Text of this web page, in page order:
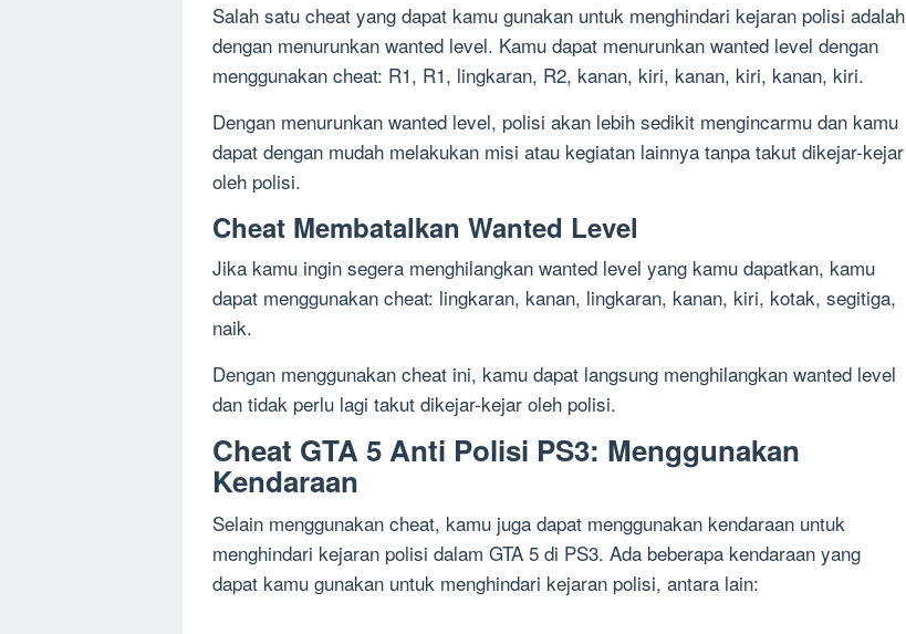
Salah satu cheat yang dapat kamu gunakan untuk menghindari kejaran polisi adalah
dengan menurunkan wanted level. Kamu dapat menurunkan wanted level dengan
menggunakan cheat: R1, R1, lingkaran, R2, kanan, kiri, kanan, kiri, kanan, kiri.
Dengan menurunkan wanted level, polisi akan lebih sedikit mengincarmu dan kamu
dapat dengan mudah melakukan misi atau kegiatan lainnya tanpa takut dikejar-kejar
oleh polisi.
Cheat Membatalkan Wanted Level
Jika kamu ingin segera menghilangkan wanted level yang kamu dapatkan, kamu
dapat menggunakan cheat: lingkaran, kanan, lingkaran, kanan, kiri, kotak, segitiga,
naik.
Dengan menggunakan cheat ini, kamu dapat langsung menghilangkan wanted level
dan tidak perlu lagi takut dikejar-kejar oleh polisi.
Cheat GTA 5 Anti Polisi PS3: Menggunakan
Kendaraan
Selain menggunakan cheat, kamu juga dapat menggunakan kendaraan untuk
menghindari kejaran polisi dalam GTA 5 di PS3. Ada beberapa kendaraan yang
dapat kamu gunakan untuk menghindari kejaran polisi, antara lain: